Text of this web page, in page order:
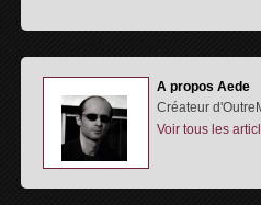
A propos Aede
Créateur
Voir tous les